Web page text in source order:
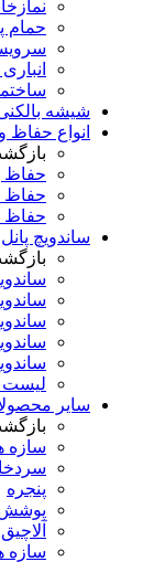
حمام
شیشه
انواع
حفاظ
حفاظ
حفاظ
ساندویچ پانل
لیست
سایر
سازه
پنجره
پوشش
آلاچیق
سازه